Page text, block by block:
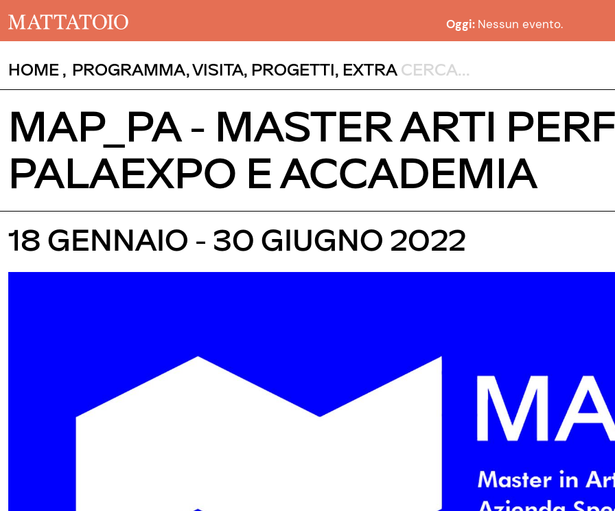
Oggi: Nessun evento.
HOME , PROGRAMMA,VISITA, PROGETTI, EXTRA
MAP_PA - MASTER ARTI
PALAEXPO E ACCADEMIA
18 GENNAIO - 30 GIUGNO 2022